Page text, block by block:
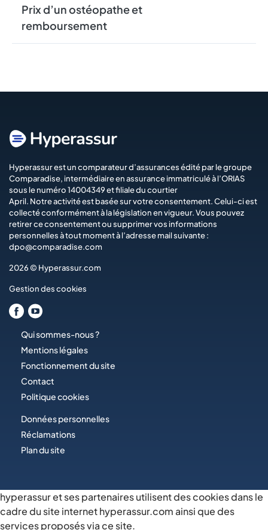
Prix d’un ostéopathe et
remboursement
Hyperassur est un comparateur d’assurances édité par le groupe
Comparadise, intermédiaire en assurance immatriculé à l’ORIAS
sous le numéro 14004349 et filiale du courtier
April. Notre activité est basée sur votre consentement. Celui-ci est
collecté conformément à la législation en vigueur. Vous pouvez
retirer ce consentement ou supprimer vos informations
personnelles à tout moment à l’adresse mail suivante :
dpo@comparadise.com
2026 © Hyperassur.com
Gestion des cookies
Qui sommes-nous ?
Mentions légales
Fonctionnement du site
Contact
Politique cookies
Données personnelles
Réclamations
Plan du site
hyperassur et ses partenaires utilisent des cookies dans le
cadre du site internet hyperassur.com ainsi que des
services proposés via ce site.